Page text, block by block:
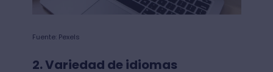
Fuente: Pexels
2. Variedad de idiomas